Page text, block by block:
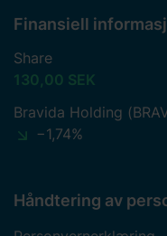
Finansiell
Share
130,00 SEK
Bravida Holding
−1,74%
Håndtering av